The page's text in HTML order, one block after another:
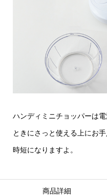
ハンディミニチョッパーは
ときにさっと使える上にお
時短になりますよ。
商品詳細